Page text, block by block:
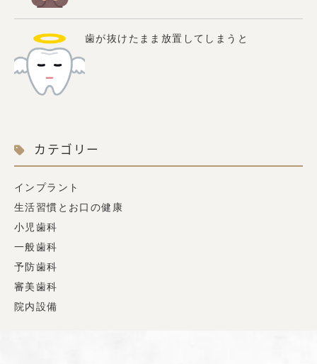
歯が抜けたまま放置してしまうと
カテゴリー
インプラント
生活習慣とお口の健康
小児歯科
一般歯科
予防歯科
審美歯科
院内設備